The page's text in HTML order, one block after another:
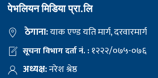
पेभलियन मिडिया प्रा.लि
ठेगाना:याक एण्ड यति मार्ग, दरवारमार्ग
सूचना विभाग दर्ता नं. :१२२२/०७५-०७६
अध्यक्ष:नरेश श्रेष्ठ